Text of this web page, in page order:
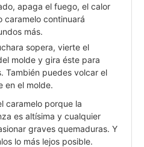
apaga el fuego, el calor
caramelo continuará
más.
sopera, vierte el
molde y gira éste para
También puedes volcar el
en el molde.
caramelo porque la
es altísima y cualquier
graves quemaduras. Y
lo más lejos posible.